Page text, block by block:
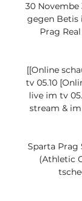
30 Novembe
gegen Betis
Prag
[[Online
tv 05.10
live im tv
stream & im
Sparta Prag
(Athletic